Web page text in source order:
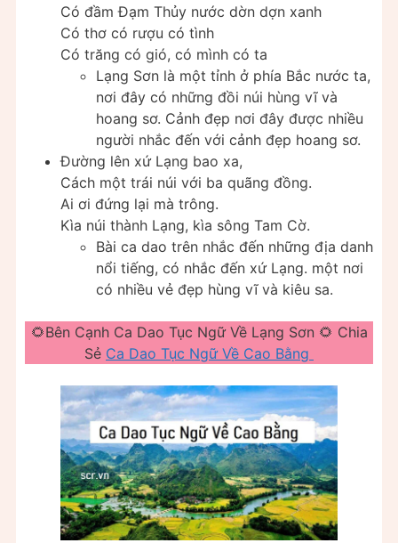
Có đầm Đạm Thủy nước dờn dợn xanh
Có thơ có rượu có tình
Có trăng có gió, có mình có ta
Lạng Sơn là một tỉnh ở phía Bắc nước ta,
nơi đây có những đồi núi hùng vĩ và
hoang sơ. Cảnh đẹp nơi đây được nhiều
người nhắc đến với cảnh đẹp hoang sơ.
Đường lên xứ Lạng bao xa,
Cách một trái núi với ba quãng đồng.
Ai ơi đứng lại mà trông.
Kìa núi thành Lạng, kìa sông Tam Cờ.
Bài ca dao trên nhắc đến những địa danh
nổi tiếng, có nhắc đến xứ Lạng. một nơi
có nhiều vẻ đẹp hùng vĩ và kiêu sa.
🌻Bên Cạnh Ca Dao Tục Ngữ Về Lạng Sơn 🌻 Chia
Sẻ Ca Dao Tục Ngữ Về Cao Bằng